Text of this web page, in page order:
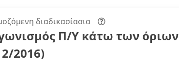
διαδικασίασια
Π/Υ κάτω των όριων
2016)